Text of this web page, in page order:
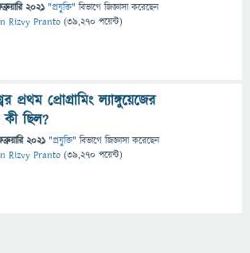
2021 "প্রযুক্তি" বিভাগে জিজ্ঞাসাকরেছেন
Rizvy Pranto (39,270 পয়েন্ট)
প্রথম প্রোগ্রামিং ল্যাঙ্গুয়েজের
কী ছিল?
2021 "প্রযুক্তি" বিভাগে জিজ্ঞাসাকরেছেন
Rizvy Pranto (39,270 পয়েন্ট)